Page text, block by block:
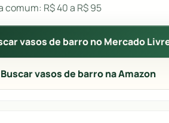
comum: R$ 40 a R$ 95
vasos de barro no Mercado
Buscar vasos de barro na Amazon